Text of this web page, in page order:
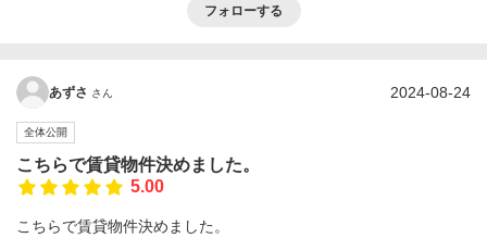
フォローする
あずさ さん 2024-08-24
全体公開
こちらで賃貸物件決めました。
5.00
こちらで賃貸物件決めました。